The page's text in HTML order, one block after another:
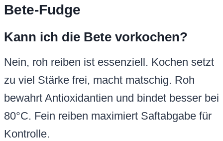
Bete-Fudge
Kann ich die Bete vorkochen?
Nein, roh reiben ist essenziell. Kochen setzt
zu viel Stärke frei, macht matschig. Roh
bewahrt Antioxidantien und bindet besser bei
80°C. Fein reiben maximiert Saftabgabe für
Kontrolle.